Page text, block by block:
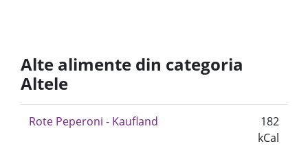
Alte alimente din categoria
Altele
Rote Peperoni - Kaufland
182
kCal